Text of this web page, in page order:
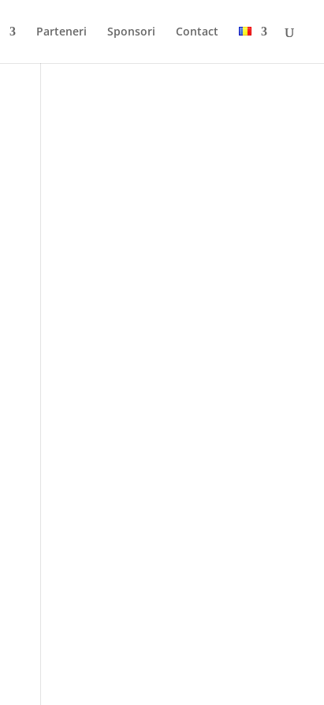
Parteneri Sponsori Contact